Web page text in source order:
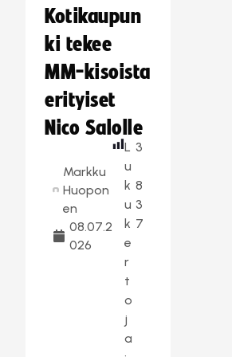
Kotikaupun
ki tekee
MM-kisoista
erityiset
Nico Salolle
Markku
Huopon
en
08.07.2
026
L
u
k
u
k
e
r
t
o
j
a
3
8
3
7